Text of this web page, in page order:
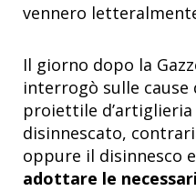
vennero
Il giorno dopo la
interrogò sulle cause
proiettile
disinnescato,
oppure il disinnesco
adottare le